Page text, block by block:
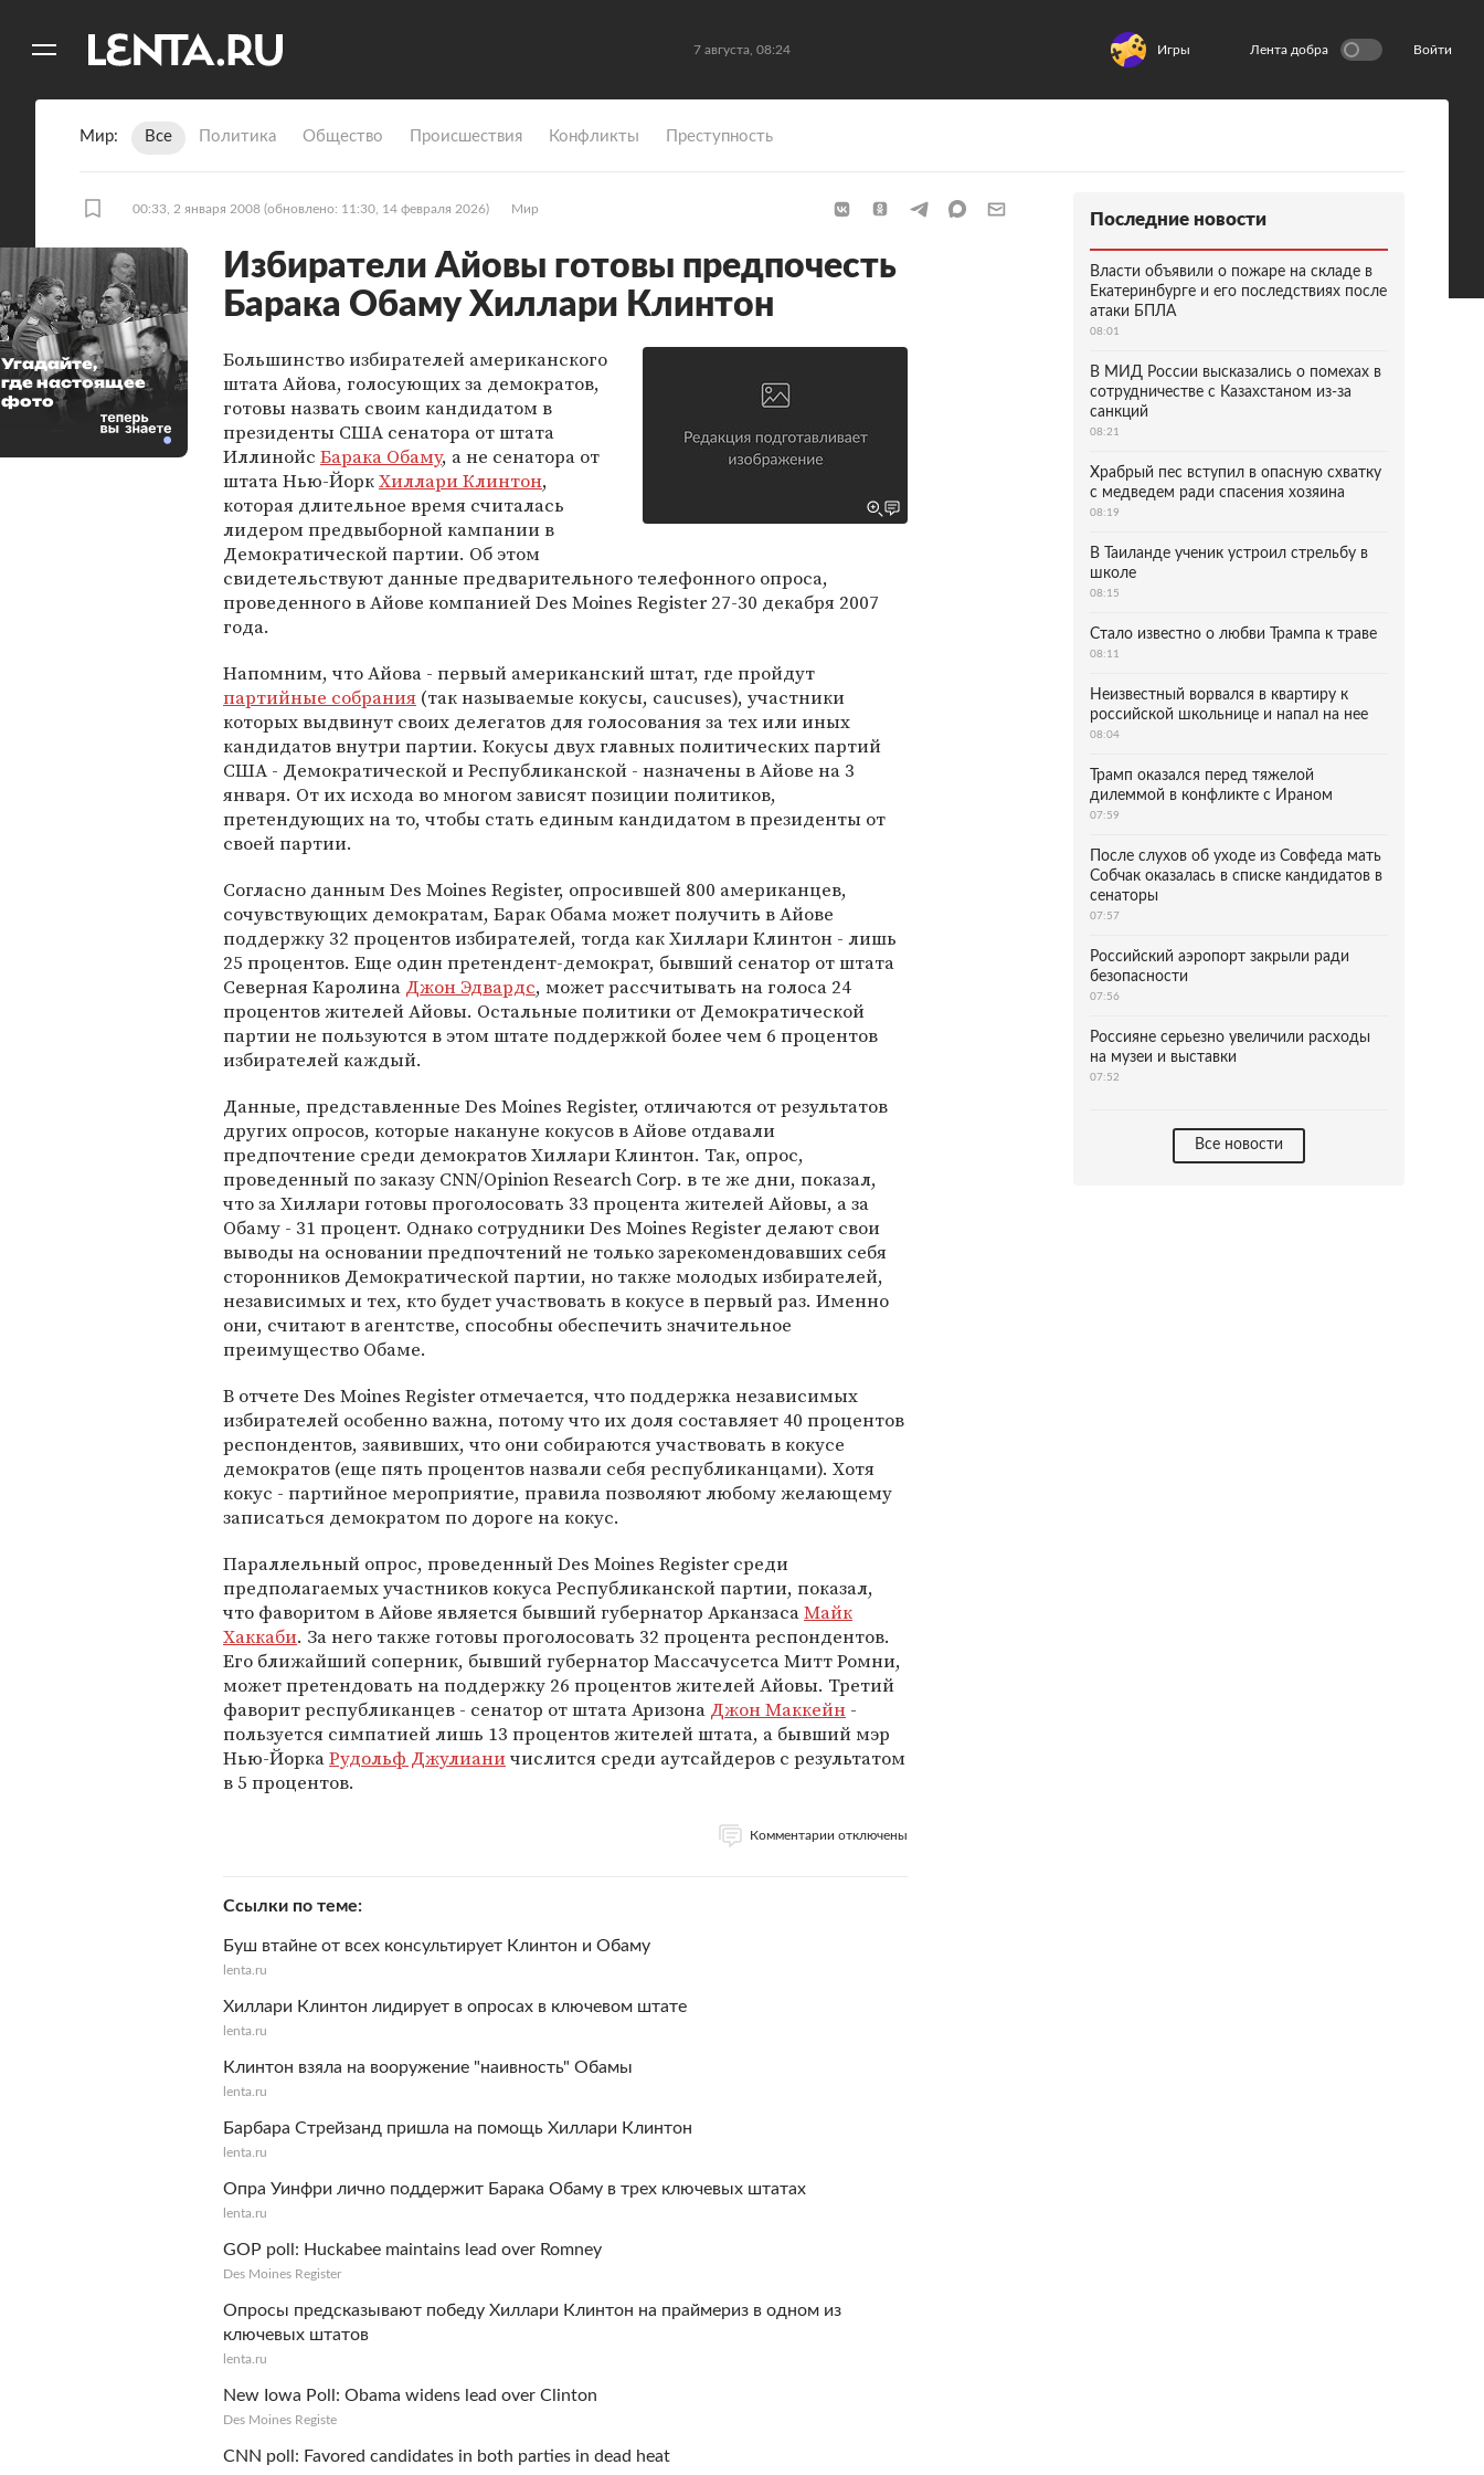
7 августа, 08:24 Игры Лента добра Войти
Мир Все Политика Общество Происшествия Конфликты Преступность
00:33, 2 января 2008 (обновлено: 11:30, 14 февраля 2026) Мир
Избиратели Айовы готовы предпочесть
Барака Обаму Хиллари Клинтон
Большинство избирателей американского
штата Айова, голосующих за демократов,
готовы назвать своим кандидатом в
президенты США сенатора от штата
Иллинойс Барака Обаму, а не сенатора от
штата Нью-ЙоркХиллари Клинтон,
которая длительное время считалась
лидером предвыборной кампании в
Демократической партии. Об этом
свидетельствуют данные предварительного телефонного опроса,
проведенного в Айове компанией Des Moines Register 27-30 декабря 2007
года.
Напомним, что Айова - первый американский штат, где пройдут
партийные собрания (так называемые кокусы, caucuses), участники
которых выдвинут своих делегатов для голосования за тех или иных
кандидатов внутри партии. Кокусы двух главных политических партий
США - Демократической и Республиканской - назначены в Айове на 3
января. От их исхода во многом зависят позиции политиков,
претендующих на то, чтобы стать единым кандидатом в президенты от
своей партии.
Согласно данным Des Moines Register, опросившей 800 американцев,
сочувствующих демократам, Барак Обама может получить в Айове
поддержку 32 процентов избирателей, тогда как Хиллари Клинтон - лишь
25 процентов. Еще один претендент-демократ, бывший сенатор от штата
Северная Каролина Джон Эдвардс, может рассчитывать на голоса 24
процентов жителей Айовы. Остальные политики от Демократической
партии не пользуются в этом штате поддержкой более чем 6 процентов
избирателей каждый.
Данные, представленные Des Moines Register, отличаются от результатов
других опросов, которые накануне кокусов в Айове отдавали
предпочтение среди демократов Хиллари Клинтон. Так, опрос,
проведенный по заказу CNN/Opinion Research Corp. в те же дни, показал,
что за Хиллари готовы проголосовать 33 процента жителей Айовы, а за
Обаму - 31 процент. Однако сотрудники Des Moines Register делают свои
выводы на основании предпочтений не только зарекомендовавших себя
сторонников Демократической партии, но также молодых избирателей,
независимых и тех, кто будет участвовать в кокусе в первый раз. Именно
они, считают в агентстве, способны обеспечить значительное
преимущество Обаме.
В отчете Des Moines Register отмечается, что поддержка независимых
избирателей особенно важна, потому что их доля составляет 40 процентов
респондентов, заявивших, что они собираются участвовать в кокусе
демократов (еще пять процентов назвали себя республиканцами). Хотя
кокус - партийное мероприятие, правила позволяют любому желающему
записаться демократом по дороге на кокус.
Параллельный опрос, проведенный Des Moines Register среди
предполагаемых участников кокуса Республиканской партии, показал,
что фаворитом в Айове является бывший губернатор АрканзасаМайк
Хаккаби. За него также готовы проголосовать 32 процента респондентов.
Его ближайший соперник, бывший губернатор Массачусетса Митт Ромни,
может претендовать на поддержку 26 процентов жителей Айовы. Третий
фаворит республиканцев - сенатор от штата Аризона Джон Маккейн -
пользуется симпатией лишь 13 процентов жителей штата, а бывший мэр
Нью-ЙоркаРудольф Джулианичислится среди аутсайдеров с результатом
в 5 процентов.
Комментарии отключены
Ссылки по теме
Буш втайне от всех консультирует Клинтон и Обаму
lenta.ru
Хиллари Клинтон лидирует в опросах в ключевом штате
lenta.ru
Клинтон взяла на вооружение "наивность" Обамы
lenta.ru
Барбара Стрейзанд пришла на помощь Хиллари Клинтон
lenta.ru
Опра Уинфри лично поддержит Барака Обаму в трех ключевых штатах
lenta.ru
GOP poll: Huckabee maintains lead over Romney
Des Moines Register
Опросы предсказывают победу Хиллари Клинтон на праймериз в одном из
ключевых штатов
lenta.ru
New Iowa Poll: Obama widens lead over Clinton
Des Moines Registe
CNN poll: Favored candidates in both parties in dead heat
Угадайте,
где настоящее
фото
Последние новости
Власти объявили о пожаре на складе в
Екатеринбурге и его последствиях после
атаки БПЛА
08:01
В МИД России высказались о помехах в
сотрудничестве с Казахстаном из-за
санкций
08:21
Храбрый пес вступил в опасную схватку
с медведем ради спасения хозяина
08:19
В Таиланде ученик устроил стрельбу в
школе
08:15
Стало известно о любви Трампа к траве
08:11
Неизвестный ворвался в квартиру к
российской школьнице и напал на нее
08:04
Трамп оказался перед тяжелой
дилеммой в конфликте с Ираном
07:59
После слухов об уходе из Совфеда мать
Собчак оказалась в списке кандидатов в
сенаторы
07:57
Российский аэропорт закрыли ради
безопасности
07:56
Россияне серьезно увеличили расходы
на музеи и выставки
07:52
Все новости